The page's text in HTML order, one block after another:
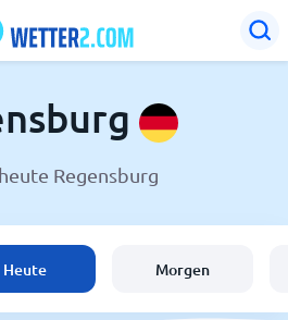
Regensburg
Heute Morgen